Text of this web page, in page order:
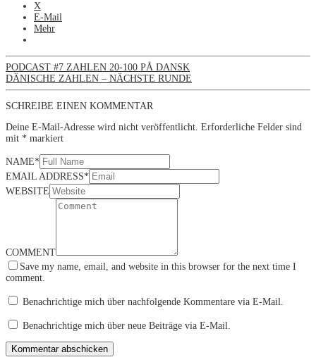
X
E-Mail
Mehr
PODCAST #7 ZAHLEN 20-100 PÅ DANSK
DÄNISCHE ZAHLEN – NÄCHSTE RUNDE
SCHREIBE EINEN KOMMENTAR
Deine E-Mail-Adresse wird nicht veröffentlicht. Erforderliche Felder sind
mit * markiert
NAME*
EMAIL ADDRESS*
WEBSITE
COMMENT
Save my name, email, and website in this browser for the next time I
comment.
Benachrichtige mich über nachfolgende Kommentare via E-Mail.
Benachrichtige mich über neue Beiträge via E-Mail.